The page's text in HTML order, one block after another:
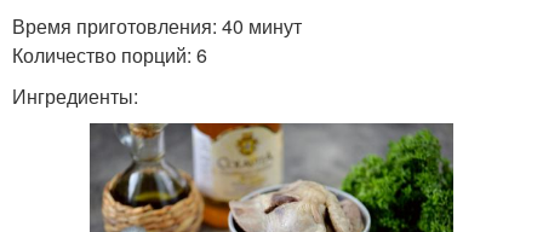
Время приготовления: 40 минут
Количество порций: 6
Ингредиенты: